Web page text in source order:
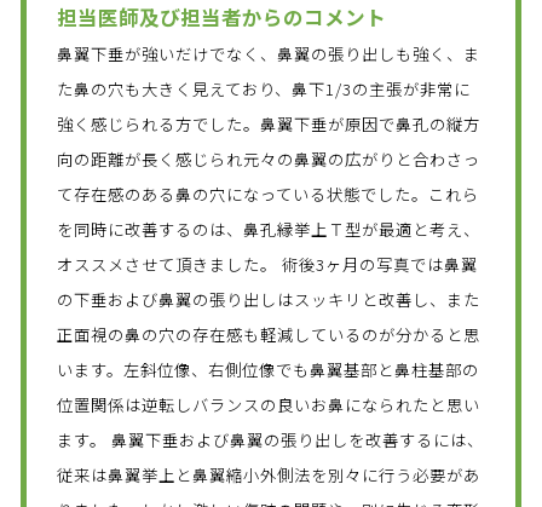
担当医師及び担当者からのコメント
鼻翼下垂が強いだけでなく、鼻翼の張り出しも強く、ま
た鼻の穴も大きく見えており、鼻下1/3の主張が非常に
強く感じられる方でした。鼻翼下垂が原因で鼻孔の縦方
向の距離が長く感じられ元々の鼻翼の広がりと合わさっ
て存在感のある鼻の穴になっている状態でした。これら
を同時に改善するのは、鼻孔縁挙上Ｔ型が最適と考え、
オススメさせて頂きました。 術後3ヶ月の写真では鼻翼
の下垂および鼻翼の張り出しはスッキリと改善し、また
正面視の鼻の穴の存在感も軽減しているのが分かると思
います。左斜位像、右側位像でも鼻翼基部と鼻柱基部の
位置関係は逆転しバランスの良いお鼻になられたと思い
ます。 鼻翼下垂および鼻翼の張り出しを改善するには、
従来は鼻翼挙上と鼻翼縮小外側法を別々に行う必要があ